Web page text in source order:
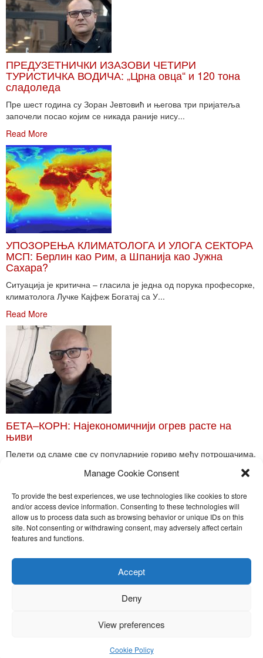
Manage Cookie Consent
To provide the best experiences, we use technologies like cookies to store
and/or access device information. Consenting to these technologies will
allow us to process data such as browsing behavior or unique IDs on this
site. Not consenting or withdrawing consent, may adversely affect certain
features and functions.
Accept
Deny
View preferences
Cookie Policy
ПРЕДУЗЕТНИЧКИ ИЗАЗОВИ ЧЕТИРИ
ТУРИСТИЧКА ВОДИЧА: „Црна овца“ и 120 тона
сладоледа
Пре шест година су Зоран Јевтовић и његова три пријатеља
започели посао којим се никада раније нису...
Read More
УПОЗОРЕЊА КЛИМАТОЛОГА И УЛОГА СЕКТОРА
МСП: Берлин као Рим, а Шпанија као Јужна
Сахара?
Ситуација је критична – гласила је једна од порука професорке,
климатолога Лучке Кајфеж Богатај са У...
Read More
БЕТА–КОРН: Најекономичнији огрев расте на
њиви
Пелети од сламе све су популарније гориво међу потрошачима.
Toggle
Nira Press d.o.o.
Sadržaj ovog sajta je zakonom zaštićena intelektualna svojina
kopiranje, objavljivanje celine ili delova bilo kog proizvoda NiraPress